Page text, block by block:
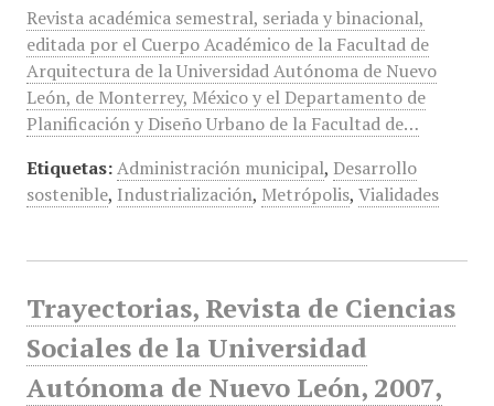
Revista académica semestral, seriada y binacional,
editada por el Cuerpo Académico de la Facultad de
Arquitectura de la Universidad Autónoma de Nuevo
León, de Monterrey, México y el Departamento de
Planificación y Diseño Urbano de la Facultad de…
Etiquetas: Administración municipal, Desarrollo
sostenible, Industrialización, Metrópolis, Vialidades
Trayectorias, Revista de Ciencias
Sociales de la Universidad
Autónoma de Nuevo León, 2007,